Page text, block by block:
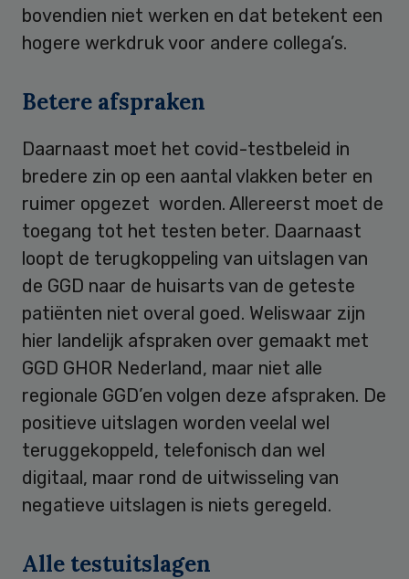
bovendien niet werken en dat betekent een
hogere werkdruk voor andere collega’s.
Betere afspraken
Daarnaast moet het covid-testbeleid in
bredere zin op een aantal vlakken beter en
ruimer opgezet worden. Allereerst moet de
toegang tot het testen beter. Daarnaast
loopt de terugkoppeling van uitslagen van
de GGD naar de huisarts van de geteste
patiënten niet overal goed. Weliswaar zijn
hier landelijk afspraken over gemaakt met
GGD GHOR Nederland, maar niet alle
regionale GGD’en volgen deze afspraken. De
positieve uitslagen worden veelal wel
teruggekoppeld, telefonisch dan wel
digitaal, maar rond de uitwisseling van
negatieve uitslagen is niets geregeld.
Alle testuitslagen